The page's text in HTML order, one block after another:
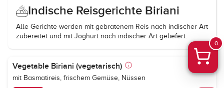
Indische Reisgerichte Biriani
Alle Gerichte werden mit gebratenem Reis nach indischer Art
zubereitet und mit Joghurt nach indischer Art geliefert.
Vegetable Biriani (vegetarisch)
mit Basmatireis, frischem Gemüse, Nüssen
0